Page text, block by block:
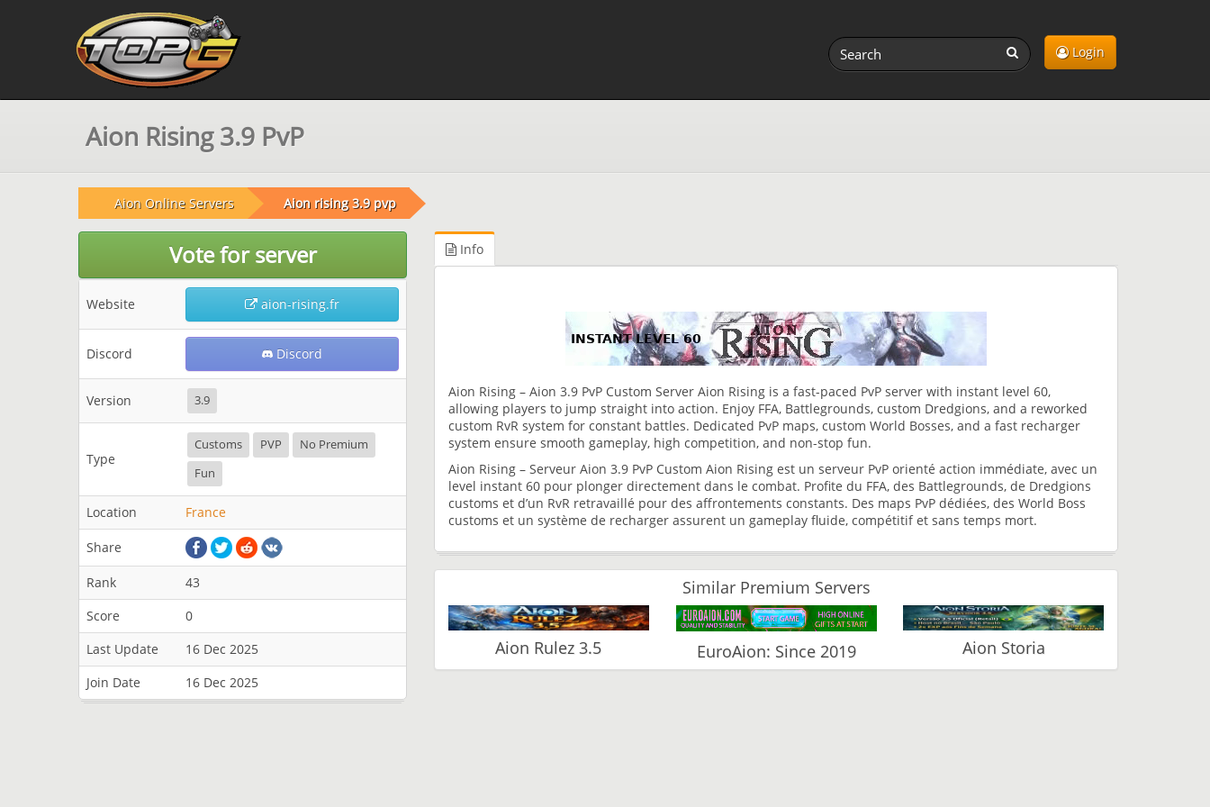
Login
Aion Rising 3.9 PvP
Aion Online Servers Aion rising 3.9 pvp
Vote for server
Website aion-rising.fr
Discord Discord
Version 3.9
Type
Customs PVP
No Premium
Fun
Location France
Share
Rank
43
Score
0
Last Update
16 Dec 2025
Join Date
16 Dec 2025
Info
Aion Rising – Aion 3.9 PvP Custom Server Aion Rising is a fast-paced PvP server with instant level 60,
allowing players to jump straight into action. Enjoy FFA, Battlegrounds, custom Dredgions, and a reworked
custom RvR system for constant battles. Dedicated PvP maps, custom World Bosses, and a fast recharger
system ensure smooth gameplay, high competition, and non-stop fun.
Aion Rising – Serveur Aion 3.9 PvP Custom Aion Rising est un serveur PvP orienté action immédiate, avec un
level instant 60 pour plonger directement dans le combat. Profite du FFA, des Battlegrounds, de Dredgions
customs et d’un RvR retravaillé pour des affrontements constants. Des maps PvP dédiées, des World Boss
customs et un système de recharger assurent un gameplay fluide, compétitif et sans temps mort.
Similar Premium Servers
Aion Rulez 3.5 EuroAion: Since 2019 Aion Storia